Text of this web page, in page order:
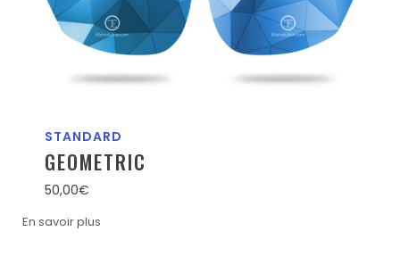
STANDARD
GEOMETRIC
50,00€
En savoir plus